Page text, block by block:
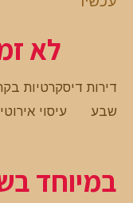
לא
דירות דיסקרטיות
שבע
עיסוי
במיוחד